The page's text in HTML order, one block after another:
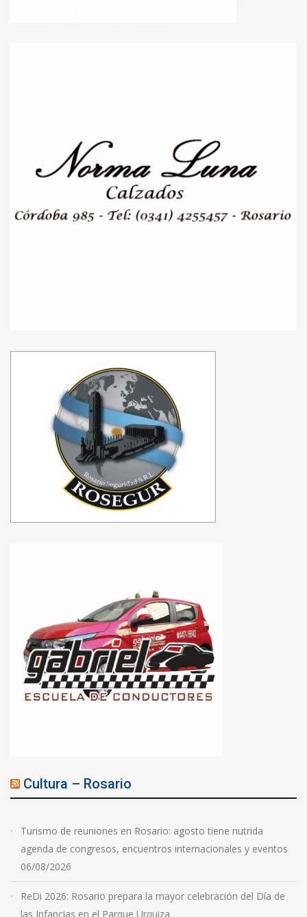
Cultura – Rosario
Turismo de reuniones en Rosario: agosto tiene nutrida
agenda de congresos, encuentros internacionales y eventos
06/08/2026
ReDi 2026: Rosario prepara la mayor celebración del Día de
las Infancias en el Parque Urquiza